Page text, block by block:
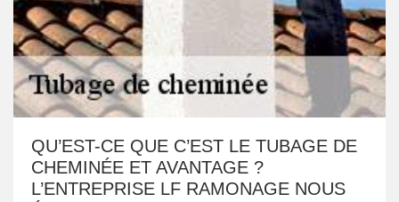
QU’EST-CE QUE C’EST LE TUBAGE DE
CHEMINÉE ET AVANTAGE ?
L’ENTREPRISE LF RAMONAGE NOUS